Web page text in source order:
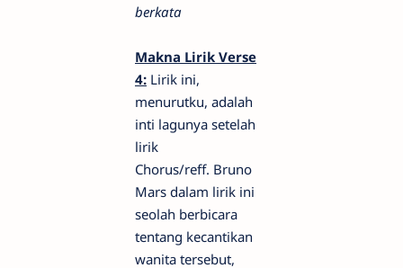
berkata
Makna Lirik Verse
4: Lirik ini,
menurutku, adalah
inti lagunya setelah
lirik
Chorus/reff. Bruno
Mars dalam lirik ini
seolah berbicara
tentang kecantikan
wanita tersebut,